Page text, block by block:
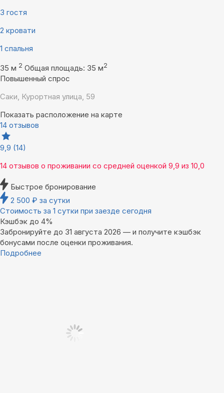
3 гостя
2 кровати
1 спальня
35 м 2 Общая площадь: 35 м2
Повышенный спрос
Саки, Курортная улица, 59
Показать расположение на карте
14 отзывов
9,9 (14)
14 отзывов о проживании со средней оценкой 9,9 из 10,0
Быстрое бронирование
2 500 ₽ за сутки
Стоимость за 1 сутки при заезде сегодня
Кэшбэк до 4%
Забронируйте до 31 августа 2026 — и получите кэшбэк
бонусами после оценки проживания.
Подробнее